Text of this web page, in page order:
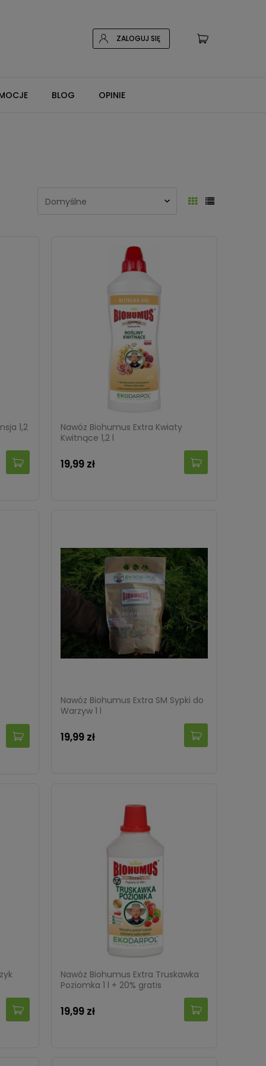
ZALOGUJ SIĘ
BLOG OPINIE
1,2
Nawóz Biohumus Extra Kwiaty
Kwitnące 1,2 l
19,99 zł
Nawóz Biohumus Extra SM Sypki do
Warzyw 1 l
19,99 zł
Nawóz Biohumus Extra Truskawka
Poziomka 1 l + 20% gratis
19,99 zł